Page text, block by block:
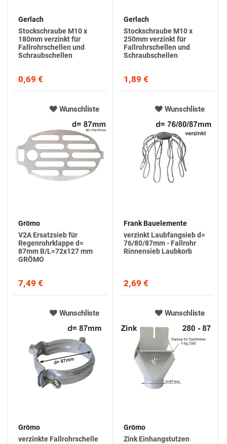
Gerlach
Stockschraube M10 x
180mm verzinkt für
Fallrohrschellen und
Schraubschellen
0,69 €
Gerlach
Stockschraube M10 x
250mm verzinkt für
Fallrohrschellen und
Schraubschellen
1,89 €
Wunschliste
Grömo
V2A Ersatzsieb für
Regenrohrklappe d=
87mm B/L=72x127 mm
GRÖMO
7,49 €
Wunschliste
Frank Bauelemente
verzinkt Laubfangsieb d=
76/80/87mm - Fallrohr
Rinnensieb Laubkorb
2,69 €
Wunschliste
Grömo
verzinkte Fallrohrschelle
Wunschliste
Grömo
Zink Einhangstutzen